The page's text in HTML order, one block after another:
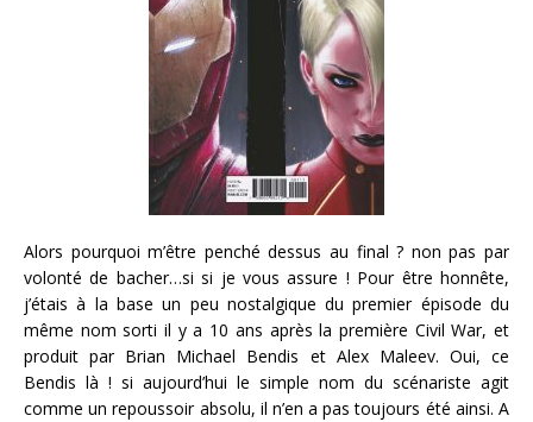
Alors pourquoi m’être penché dessus au final ? non pas par
volonté de bacher…si si je vous assure ! Pour être honnête,
j’étais à la base un peu nostalgique du premier épisode du
même nom sorti il y a 10 ans après la première Civil War, et
produit par Brian Michael Bendis et Alex Maleev. Oui, ce
Bendis là ! si aujourd’hui le simple nom du scénariste agit
comme un repoussoir absolu, il n’en a pas toujours été ainsi. A